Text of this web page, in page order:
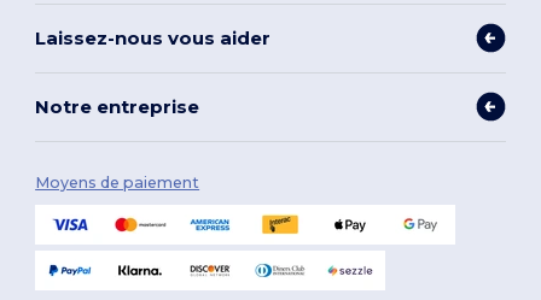
Laissez-nous vous aider
Notre entreprise
Moyens de paiement